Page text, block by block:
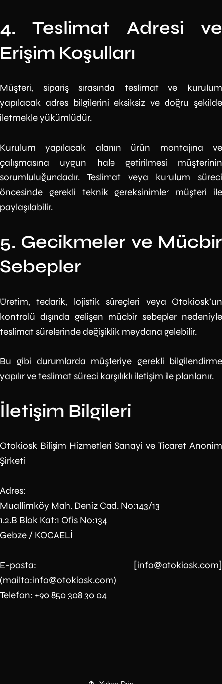
4. Teslimat Adresi ve
Erişim Koşulları
Müşteri, sipariş sırasında teslimat ve kurulum
yapılacak adres bilgilerini eksiksiz ve doğru şekilde
iletmekle yükümlüdür.
Kurulum yapılacak alanın ürün montajına ve
çalışmasına uygun hale getirilmesi müşterinin
sorumluluğundadır. Teslimat veya kurulum süreci
öncesinde gerekli teknik gereksinimler müşteri ile
paylaşılabilir.
5. Gecikmeler ve Mücbir
Sebepler
Üretim, tedarik, lojistik süreçleri veya Otokiosk’un
kontrolü dışında gelişen mücbir sebepler nedeniyle
teslimat sürelerinde değişiklik meydana gelebilir.
Bu gibi durumlarda müşteriye gerekli bilgilendirme
yapılır ve teslimat süreci karşılıklı iletişim ile planlanır.
İletişim Bilgileri
Otokiosk Bilişim Hizmetleri Sanayi ve Ticaret Anonim
Şirketi
Adres:
Muallimköy Mah. Deniz Cad. No:143/13
1.2.B Blok Kat:1 Ofis No:134
Gebze / KOCAELİ
E-posta: [info@otokiosk.com]
(mailto:info@otokiosk.com)
Telefon: +90 850 308 30 04